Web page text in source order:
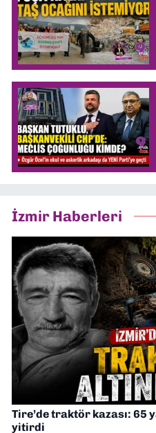
İzmir Haberleri
Tire’de traktör kazası: 65
yitirdi